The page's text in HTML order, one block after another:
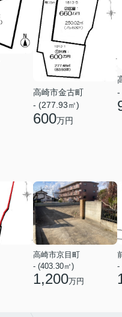
高崎市金古町
- (277.93㎡)
600万円
-
高崎市京目町
- (403.30㎡)
1,200万円
-